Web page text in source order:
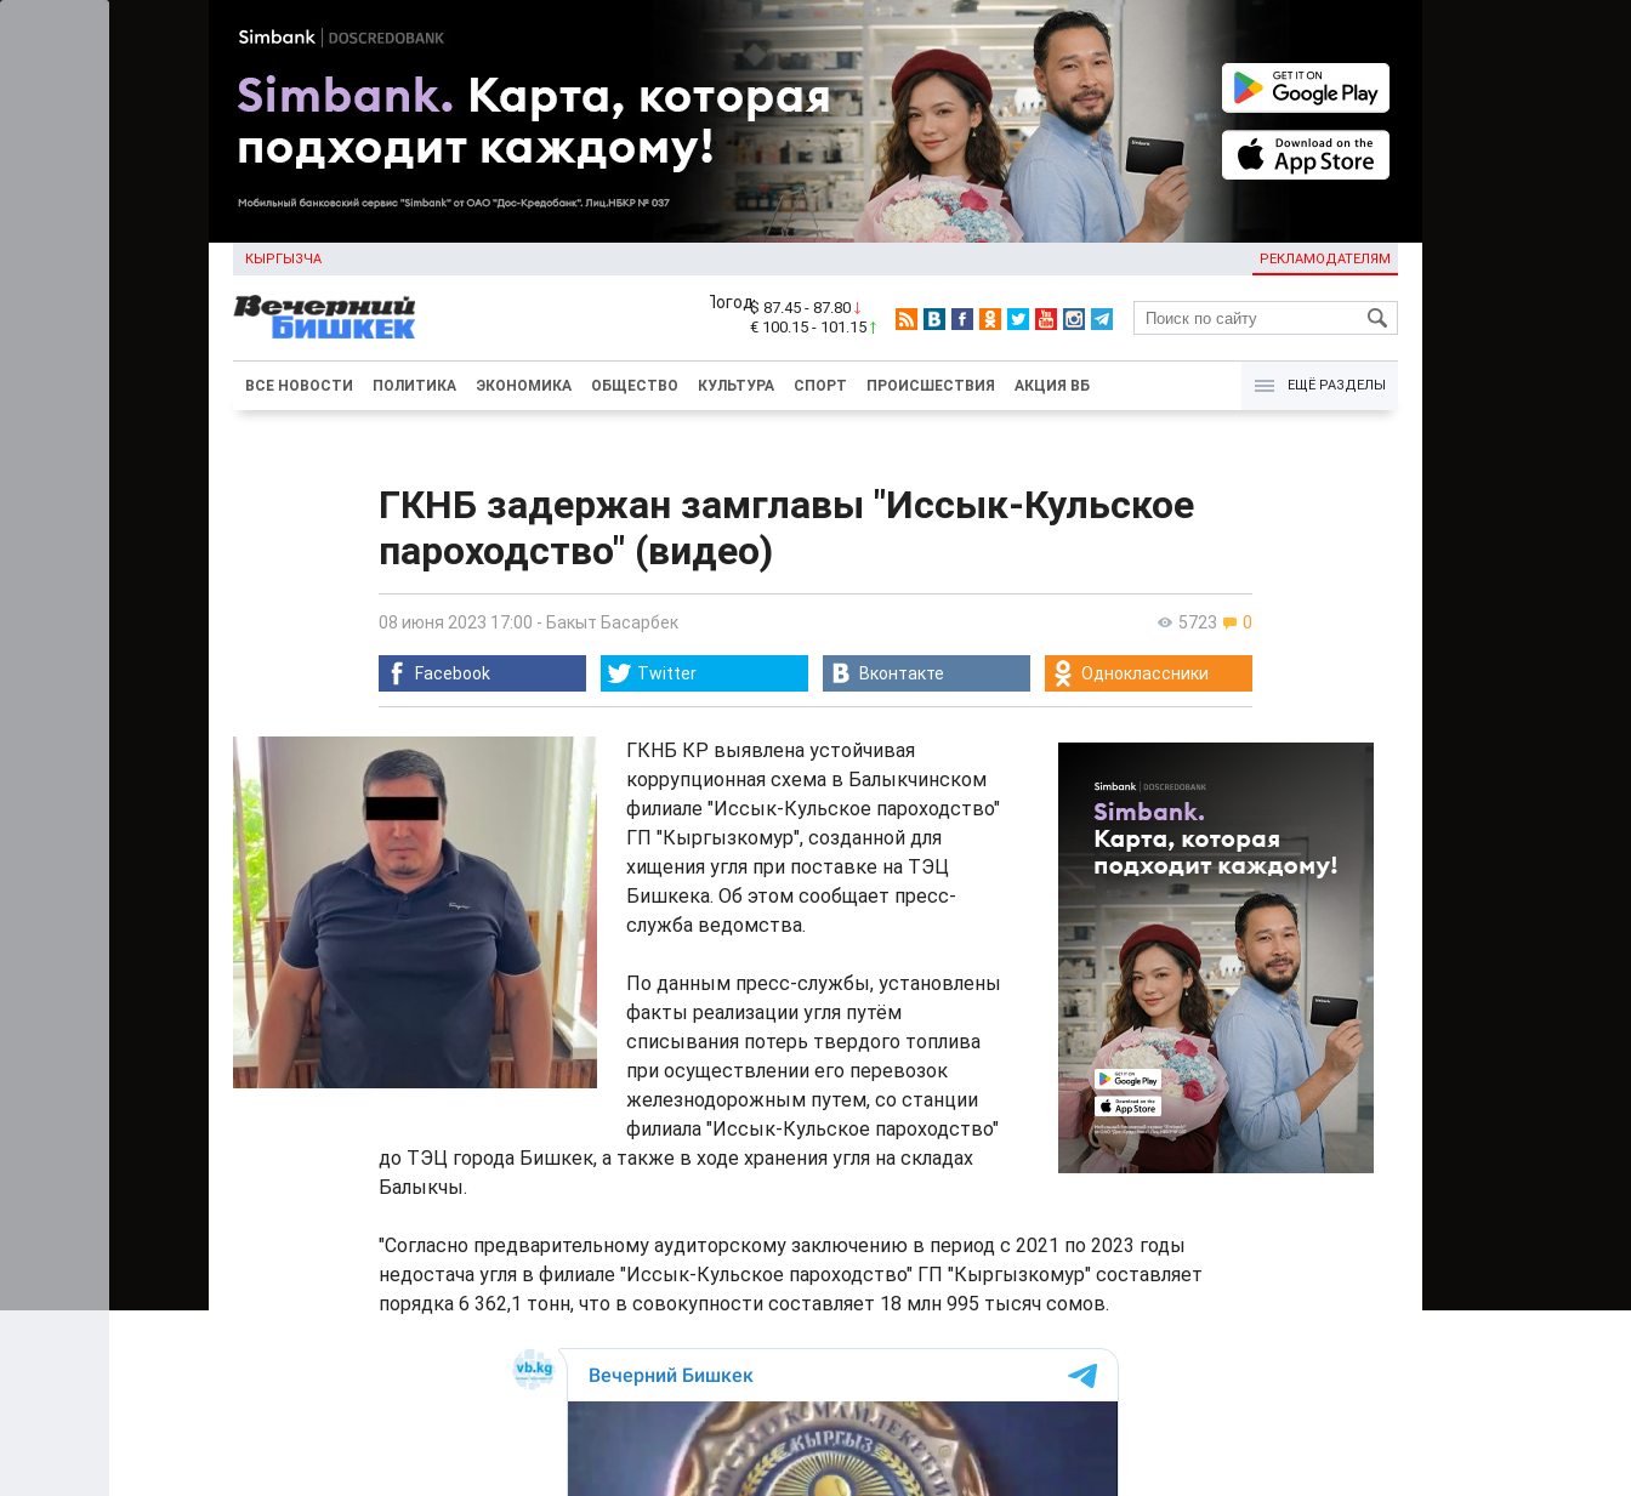
КЫРГЫЗЧА РЕКЛАМОДАТЕЛЯМ
KG
$ 87.45 - 87.80
€ 100.15 - 101.15
ВСЕ НОВОСТИ ПОЛИТИКА ЭКОНОМИКА ОБЩЕСТВО КУЛЬТУРА СПОРТ ПРОИСШЕСТВИЯ АКЦИЯ ВБ ЕЩЁ РАЗДЕЛЫ
ГКНБ задержан замглавы "Иссык-Кульское
пароходство" (видео)
5723 0
08 июня 2023 17:00 - Бакыт Басарбек
Facebook Twitter Вконтакте Одноклассники
ГКНБ КР выявлена устойчивая
коррупционная схема в Балыкчинском
филиале "Иссык-Кульское пароходство"
ГП "Кыргызкомур", созданной для
хищения угля при поставке на ТЭЦ
Бишкека. Об этом сообщает пресс-
служба ведомства.
По данным пресс-службы, установлены
факты реализации угля путём
списывания потерь твердого топлива
при осуществлении его перевозок
железнодорожным путем, со станции
филиала "Иссык-Кульское пароходство"
до ТЭЦ города Бишкек, а также в ходе хранения угля на складах
Балыкчы.
"Согласно предварительному аудиторскому заключению в период с 2021 по 2023 годы
недостача угля в филиале "Иссык-Кульское пароходство" ГП "Кыргызкомур" составляет
порядка 6 362,1 тонн, что в совокупности составляет 18 млн 995 тысяч сомов.